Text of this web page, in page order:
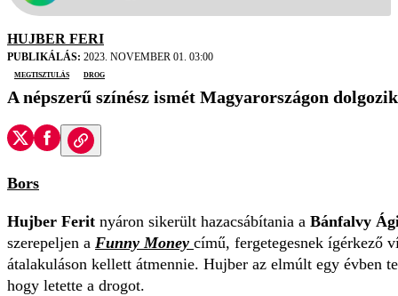
HUJBER FERI
PUBLIKÁLÁS: 2023. NOVEMBER 01. 03:00
megtisztulás
drog
A népszerű színész ismét Magyarországon
Bors
Hujber Ferit nyáron sikerült hazacsábítania a Bánfalvy
szerepeljen a Funny Money című, fergetegesnek ígérkező
átalakuláson kellett átmennie. Hujber az elmúlt egy évben
hogy letette a drogot.